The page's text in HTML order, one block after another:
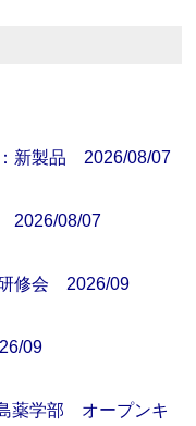
新製品 2026/08/07
2026/08/07
修会 2026/09
09
薬学部 オープンキ